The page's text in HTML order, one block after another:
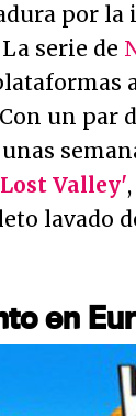
por
serie de
un par
Valley'
lavado
en